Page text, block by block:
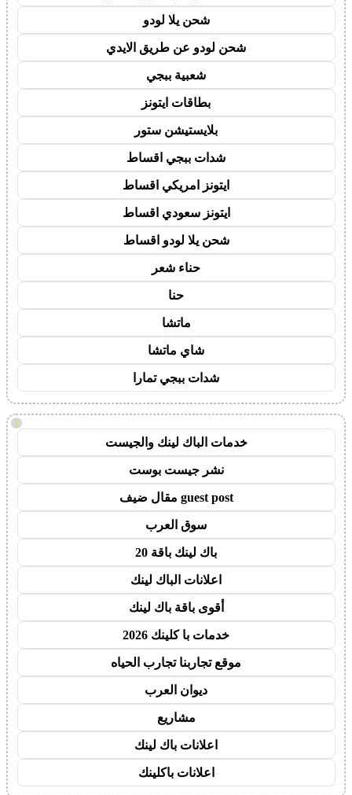
شحن يلا لودو
شحن لودو عن طريق الايدي
شعبية ببجي
بطاقات ايتونز
بلايستيشن ستور
شدات ببجي اقساط
ايتونز امريكي اقساط
ايتونز سعودي اقساط
شحن يلا لودو اقساط
حناء شعر
حنا
ماتشا
شاي ماتشا
شدات ببجي تمارا
!
خدمات الباك لينك والجيست
نشر جيست بوست
guest post مقال ضيف
سوق العرب
باك لينك باقة 20
اعلانات الباك لينك
أقوى باقة باك لينك
خدمات با كلينك 2026
موقع تجاربنا تجارب الحياه
ديوان العرب
مشاريع
اعلانات باك لينك
اعلانات باكلينك